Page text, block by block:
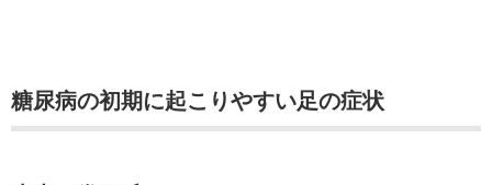
糖尿病の初期に起こりやすい足の症状